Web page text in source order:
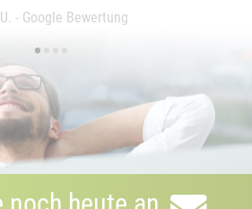
- Google Bewertung
••••